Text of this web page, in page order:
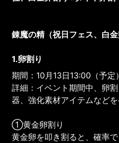
錬魔の精（祝日フェス、白
1.卵割り
期間：10月13日13:00（予
詳細：イベント期間中、卵
器、強化素材アイテムなど
①黄金卵割り
黄金卵を叩き割ると、確率